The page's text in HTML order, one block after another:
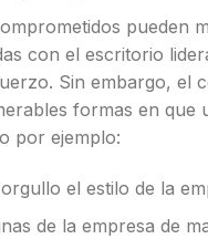
pueden
con el escritorio
Sin embargo, el
formas en
por ejemplo:
el estilo de la
de la empresa de